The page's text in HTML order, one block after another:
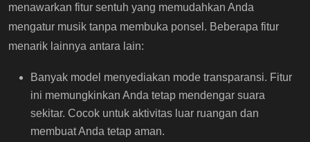
menawarkan fitur sentuh yang memudahkan Anda
mengatur musik tanpa membuka ponsel. Beberapa fitur
menarik lainnya antara lain:
Banyak model menyediakan mode transparansi. Fitur
ini memungkinkan Anda tetap mendengar suara
sekitar. Cocok untuk aktivitas luar ruangan dan
membuat Anda tetap aman.